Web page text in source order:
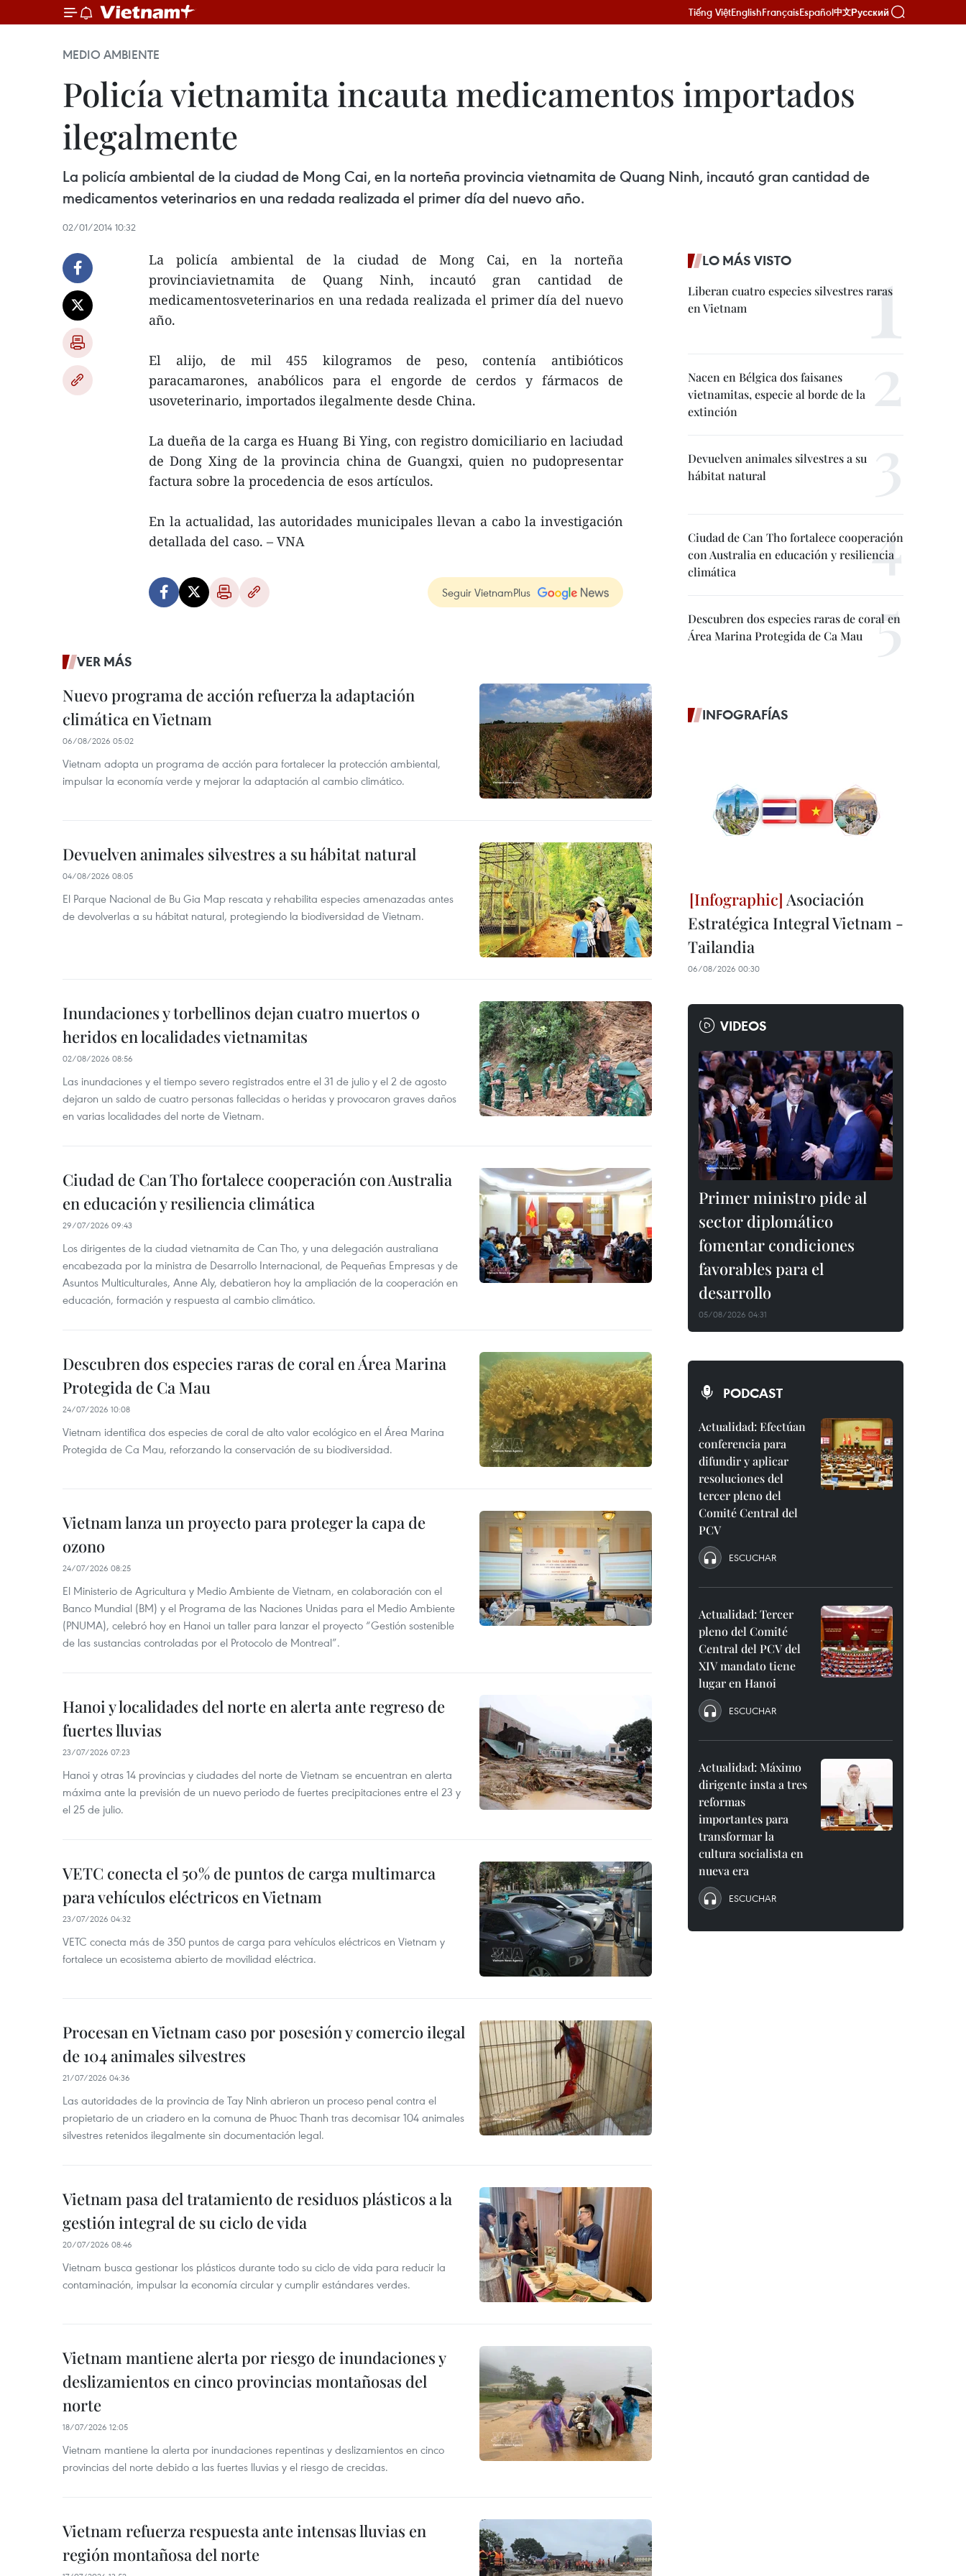
Tiếng ViệtEnglishFrançaisEspañol中文Русский
MEDIO AMBIENTE
Policía vietnamita incauta medicamentos importados
ilegalmente
La policía ambiental de la ciudad de Mong Cai, en la norteña provincia vietnamita de Quang Ninh, incautó gran cantidad de
medicamentos veterinarios en una redada realizada el primer día del nuevo año.
02/01/2014 10:32
La policía ambiental de la ciudad de Mong Cai, en la norteña
provinciavietnamita de Quang Ninh, incautó gran cantidad de
medicamentosveterinarios en una redada realizada el primer día del nuevo
año.
El alijo, de mil 455 kilogramos de peso, contenía antibióticos
paracamarones, anabólicos para el engorde de cerdos y fármacos de
usoveterinario, importados ilegalmente desde China.
La dueña de la carga es Huang Bi Ying, con registro domiciliario en laciudad
de Dong Xing de la provincia china de Guangxi, quien no pudopresentar
factura sobre la procedencia de esos artículos.
En la actualidad, las autoridades municipales llevan a cabo la investigación
detallada del caso. – VNA
Seguir VietnamPlus
VER MÁS
Nuevo programa de acción refuerza la adaptación
climática en Vietnam
06/08/2026 05:02
Vietnam adopta un programa de acción para fortalecer la protección ambiental,
impulsar la economía verde y mejorar la adaptación al cambio climático.
Devuelven animales silvestres a su hábitat natural
04/08/2026 08:05
El Parque Nacional de Bu Gia Map rescata y rehabilita especies amenazadas antes
de devolverlas a su hábitat natural, protegiendo la biodiversidad de Vietnam.
Inundaciones y torbellinos dejan cuatro muertos o
heridos en localidades vietnamitas
02/08/2026 08:56
Las inundaciones y el tiempo severo registrados entre el 31 de julio y el 2 de agosto
dejaron un saldo de cuatro personas fallecidas o heridas y provocaron graves daños
en varias localidades del norte de Vietnam.
Ciudad de Can Tho fortalece cooperación con Australia
en educación y resiliencia climática
29/07/2026 09:43
Los dirigentes de la ciudad vietnamita de Can Tho, y una delegación australiana
encabezada por la ministra de Desarrollo Internacional, de Pequeñas Empresas y de
Asuntos Multiculturales, Anne Aly, debatieron hoy la ampliación de la cooperación en
educación, formación y respuesta al cambio climático.
Descubren dos especies raras de coral en Área Marina
Protegida de Ca Mau
24/07/2026 10:08
Vietnam identifica dos especies de coral de alto valor ecológico en el Área Marina
Protegida de Ca Mau, reforzando la conservación de su biodiversidad.
Vietnam lanza un proyecto para proteger la capa de
ozono
24/07/2026 08:25
El Ministerio de Agricultura y Medio Ambiente de Vietnam, en colaboración con el
Banco Mundial (BM) y el Programa de las Naciones Unidas para el Medio Ambiente
(PNUMA), celebró hoy en Hanoi un taller para lanzar el proyecto “Gestión sostenible
de las sustancias controladas por el Protocolo de Montreal”.
Hanoi y localidades del norte en alerta ante regreso de
fuertes lluvias
23/07/2026 07:23
Hanoi y otras 14 provincias y ciudades del norte de Vietnam se encuentran en alerta
máxima ante la previsión de un nuevo periodo de fuertes precipitaciones entre el 23 y
el 25 de julio.
VETC conecta el 50% de puntos de carga multimarca
para vehículos eléctricos en Vietnam
23/07/2026 04:32
VETC conecta más de 350 puntos de carga para vehículos eléctricos en Vietnam y
fortalece un ecosistema abierto de movilidad eléctrica.
Procesan en Vietnam caso por posesión y comercio ilegal
de 104 animales silvestres
21/07/2026 04:36
Las autoridades de la provincia de Tay Ninh abrieron un proceso penal contra el
propietario de un criadero en la comuna de Phuoc Thanh tras decomisar 104 animales
silvestres retenidos ilegalmente sin documentación legal.
Vietnam pasa del tratamiento de residuos plásticos a la
gestión integral de su ciclo de vida
20/07/2026 08:46
Vietnam busca gestionar los plásticos durante todo su ciclo de vida para reducir la
contaminación, impulsar la economía circular y cumplir estándares verdes.
Vietnam mantiene alerta por riesgo de inundaciones y
deslizamientos en cinco provincias montañosas del
norte
18/07/2026 12:05
Vietnam mantiene la alerta por inundaciones repentinas y deslizamientos en cinco
provincias del norte debido a las fuertes lluvias y el riesgo de crecidas.
Vietnam refuerza respuesta ante intensas lluvias en
región montañosa del norte
LO MÁS VISTO
Liberan cuatro especies silvestres raras
en Vietnam
Nacen en Bélgica dos faisanes
vietnamitas, especie al borde de la
extinción
Devuelven animales silvestres a su
hábitat natural
Ciudad de Can Tho fortalece cooperación
con Australia en educación y resiliencia
climática
Descubren dos especies raras de coral en
Área Marina Protegida de Ca Mau
INFOGRAFÍAS
Asociación
Estratégica Integral Vietnam -
Tailandia
06/08/2026 00:30
VIDEOS
Primer ministro pide al
sector diplomático
fomentar condiciones
favorables para el
desarrollo
05/08/2026 04:31
PODCAST
Actualidad: Efectúan
conferencia para
difundir y aplicar
resoluciones del
tercer pleno del
Comité Central del
PCV
ESCUCHAR
Actualidad: Tercer
pleno del Comité
Central del PCV del
XIV mandato tiene
lugar en Hanoi
ESCUCHAR
Actualidad: Máximo
dirigente insta a tres
reformas
importantes para
transformar la
cultura socialista en
nueva era
ESCUCHAR